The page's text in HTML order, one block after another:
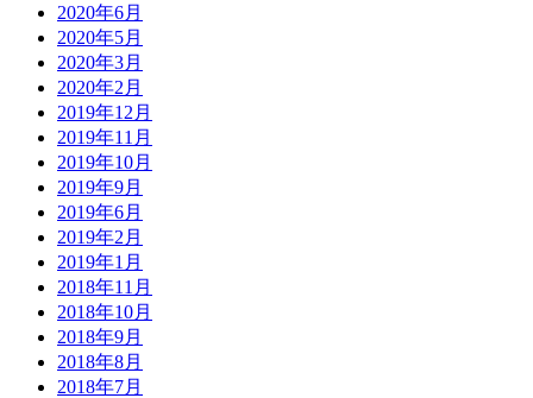
2020年6月
2020年5月
2020年3月
2020年2月
2019年12月
2019年11月
2019年10月
2019年9月
2019年6月
2019年2月
2019年1月
2018年11月
2018年10月
2018年9月
2018年8月
2018年7月